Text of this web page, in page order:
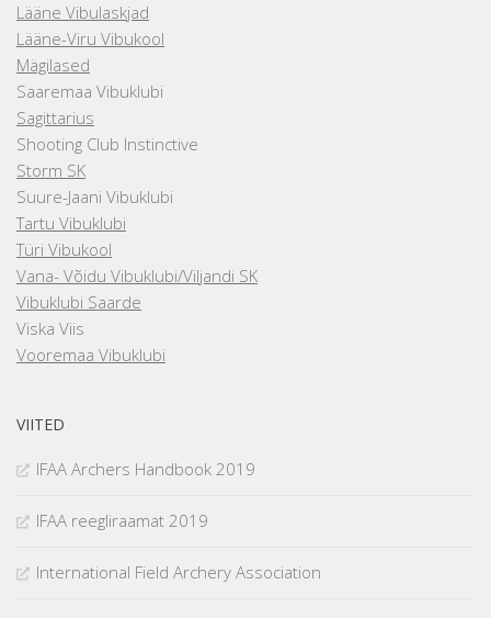
Lääne Vibulaskjad
Lääne-Viru Vibukool
Mägilased
Saaremaa Vibuklubi
Sagittarius
Shooting Club Instinctive
Storm SK
Suure-Jaani Vibuklubi
Tartu Vibuklubi
Türi Vibukool
Vana- Võidu Vibuklubi/Viljandi SK
Vibuklubi Saarde
Viska Viis
Vooremaa Vibuklubi
VIITED
IFAA Archers Handbook 2019
IFAA reegliraamat 2019
International Field Archery Association